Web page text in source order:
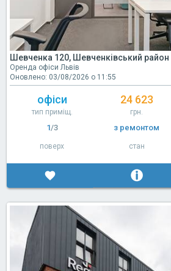
Шевченка 120, Шевченківський район
Оренда офіси Львів
Оновлено: 03/08/2026 о 11:55
офіси
тип приміщ.
24 623
грн.
1/3
поверх
з ремонтом
стан